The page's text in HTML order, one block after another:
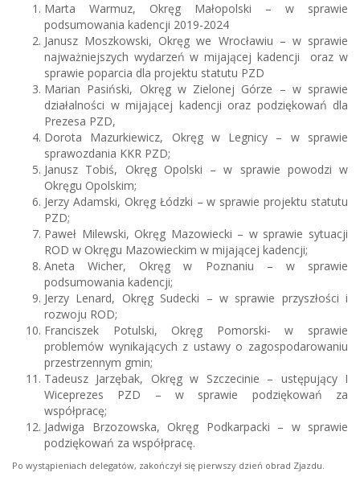
Marta Warmuz, Okręg Małopolski – w sprawie
podsumowania kadencji 2019-2024
Janusz Moszkowski, Okręg we Wrocławiu – w sprawie
najważniejszych wydarzeń w mijającej kadencji oraz w
sprawie poparcia dla projektu statutu PZD
Marian Pasiński, Okręg w Zielonej Górze – w sprawie
działalności w mijającej kadencji oraz podziękowań dla
Prezesa PZD,
Dorota Mazurkiewicz, Okręg w Legnicy – w sprawie
sprawozdania KKR PZD;
Janusz Tobiś, Okręg Opolski – w sprawie powodzi w
Okręgu Opolskim;
Jerzy Adamski, Okręg Łódzki – w sprawie projektu statutu
PZD;
Paweł Milewski, Okręg Mazowiecki – w sprawie sytuacji
ROD w Okręgu Mazowieckim w mijającej kadencji;
Aneta Wicher, Okręg w Poznaniu – w sprawie
podsumowania kadencji;
Jerzy Lenard, Okręg Sudecki – w sprawie przyszłości i
rozwoju ROD;
Franciszek Potulski, Okręg Pomorski- w sprawie
problemów wynikających z ustawy o zagospodarowaniu
przestrzennym gmin;
Tadeusz Jarzębak, Okręg w Szczecinie – ustępujący I
Wiceprezes PZD – w sprawie podziękowań za
współpracę;
Jadwiga Brzozowska, Okręg Podkarpacki – w sprawie
podziękowań za współpracę.
Po wystąpieniach delegatów, zakończył się pierwszy dzień obrad Zjazdu.